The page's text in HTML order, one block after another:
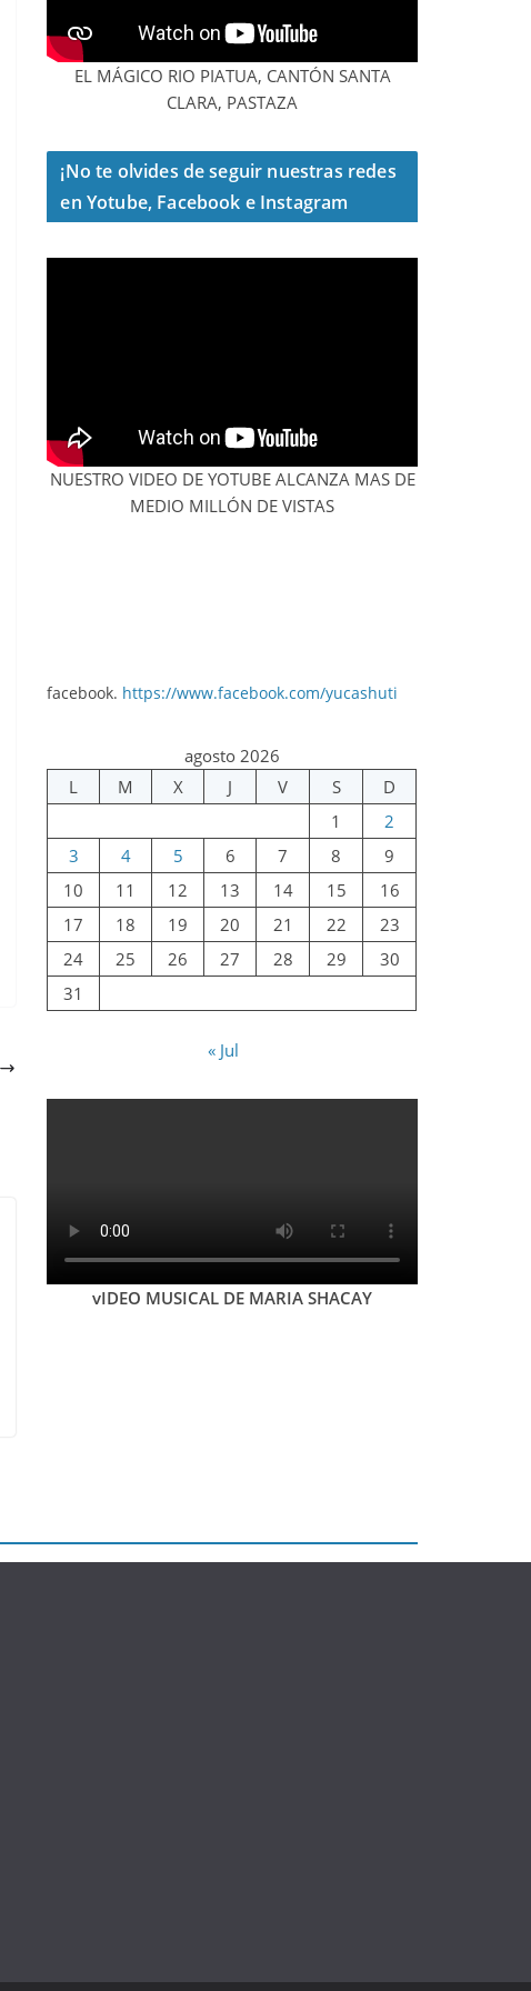
EL MÁGICO RIO PIATUA, CANTÓN SANTA
CLARA, PASTAZA
¡No te olvides de seguir nuestras redes
en Yotube, Facebook e Instagram
NUESTRO VIDEO DE YOTUBE ALCANZA MAS DE
MEDIO MILLÓN DE VISTAS
facebook. https://www.facebook.com/yucashuti
agosto 2026
L
M X J V S
D
1
2
3
4 5 6 7 8
9
10
11 12 13 14 15
16
17
18 19 20 21 22
23
24
25 26 27 28 29
30
31
« Jul
vIDEO MUSICAL DE MARIA SHACAY